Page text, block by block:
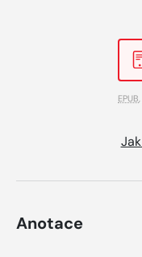
EPUB
Anotace